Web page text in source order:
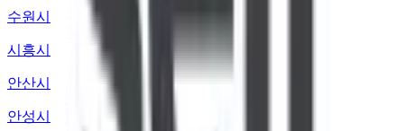
수원시
시흥시
안산시
안성시